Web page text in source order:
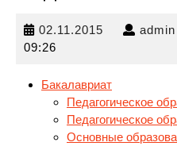
02.11.2015 02.11.2015
admin
09:26
Бакалавриат
Педагогическое
Педагогическое
Основные